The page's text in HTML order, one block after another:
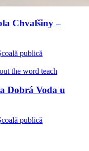
Chvalšiny –
publică
Dobrá Voda u
publică